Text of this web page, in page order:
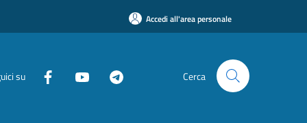
Accedi all'area personale
su Cerca